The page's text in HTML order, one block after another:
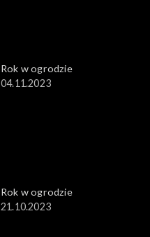
Rok w ogrodzie
04.11.2023
Rok w ogrodzie
21.10.2023